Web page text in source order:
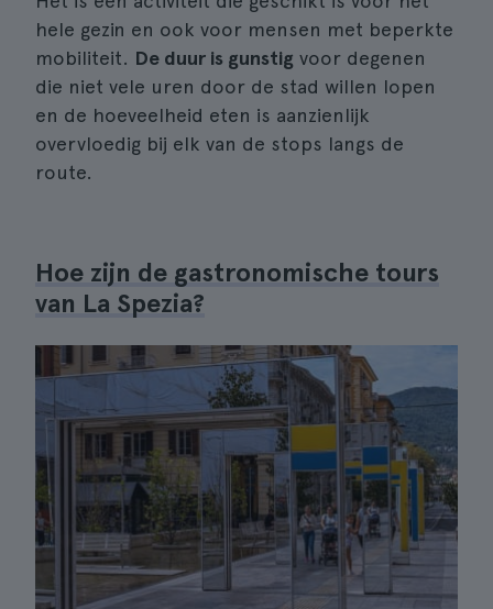
hele gezin en ook voor mensen met beperkte
mobiliteit. De duur is gunstig voor degenen
die niet vele uren door de stad willen lopen
en de hoeveelheid eten is aanzienlijk
overvloedig bij elk van de stops langs de
route.
Hoe zijn de gastronomische tours
van La Spezia?